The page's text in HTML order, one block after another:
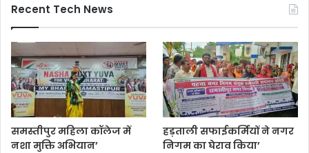
Recent Tech News
समस्तीपुर महिला कॉलेज में
नशा मुक्ति अभियान’
हड़ताली सफाईकर्मियों ने नगर
निगम का घेराव किया’